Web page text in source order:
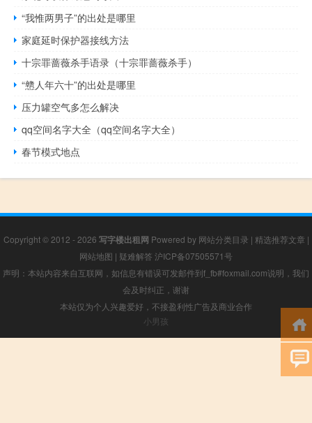
“我惟两男子”的出处是哪里
家庭延时保护器接线方法
十宗罪蔷薇杀手语录（十宗罪蔷薇杀手）
“戆人年六十”的出处是哪里
压力罐空气多怎么解决
qq空间名字大全（qq空间名字大全）
春节模式地点
Copyright © 2012 - 2026 写字楼出租网 Powered by 网站分类目录 | 精选推荐文章 |
网站地图 | 疑难解答 沪ICP备07505571号
声明：本站内容来自互联网，如信息有错误可发邮件到f_fb#foxmail.com说明，我们
会及时纠正，谢谢
本站仅为个人兴趣爱好，不接盈利性广告及商业合作
小男孩